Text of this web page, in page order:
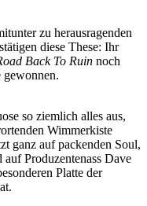
zu herausragenden
diese These: Ihr
Back To Ruin noch
gewonnen.
so ziemlich alles aus,
Wimmerkiste
ganz auf packenden Soul,
Produzentenass Dave
Platte der